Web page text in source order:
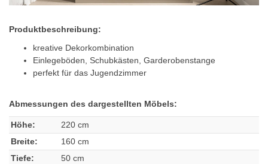
Produktbeschreibung:
kreative Dekorkombination
Einlegeböden, Schubkästen, Garderobenstange
perfekt für das Jugendzimmer
Abmessungen des dargestellten Möbels:
Höhe:
220 cm
Breite:
160 cm
Tiefe:
50 cm